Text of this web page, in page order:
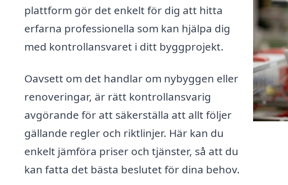
plattform gör det enkelt för dig att hitta
erfarna professionella som kan hjälpa dig
med kontrollansvaret i ditt byggprojekt.
Oavsett om det handlar om nybyggen eller
renoveringar, är rätt kontrollansvarig
avgörande för att säkerställa att allt följer
gällande regler och riktlinjer. Här kan du
enkelt jämföra priser och tjänster, så att du
kan fatta det bästa beslutet för dina behov.